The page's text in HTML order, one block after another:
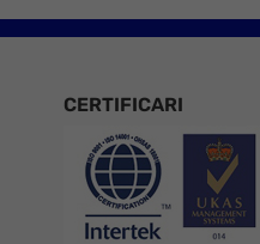
CERTIFICARI